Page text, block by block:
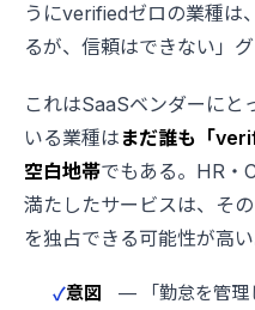
うにverifiedゼロの業種は
るが、信頼はできない」
これはSaaSベンダーにと
いる業種は まだ誰も「
空白地帯でもある。HR・
満たしたサービスは、そ
を独占できる可能性が高い
意図
— 「勤怠を管理